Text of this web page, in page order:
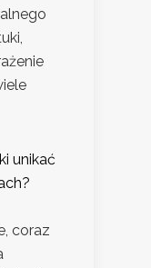
unikać
coraz